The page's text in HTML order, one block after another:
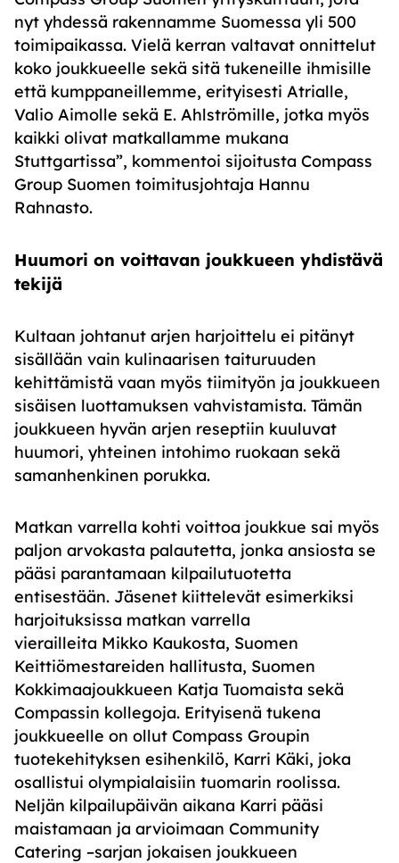
nyt yhdessä rakennamme Suomessa yli 500
toimipaikassa. Vielä kerran valtavat onnittelut
koko joukkueelle sekä sitä tukeneille ihmisille
että kumppaneillemme, erityisesti Atrialle,
Valio Aimolle sekä E. Ahlströmille, jotka myös
kaikki olivat matkallamme mukana
Stuttgartissa”, kommentoi sijoitusta Compass
Group Suomen toimitusjohtaja Hannu
Rahnasto.
Huumori on voittavan joukkueen yhdistävä
tekijä
Kultaan johtanut arjen harjoittelu ei pitänyt
sisällään vain kulinaarisen taituruuden
kehittämistä vaan myös tiimityön ja joukkueen
sisäisen luottamuksen vahvistamista. Tämän
joukkueen hyvän arjen reseptiin kuuluvat
huumori, yhteinen intohimo ruokaan sekä
samanhenkinen porukka.
Matkan varrella kohti voittoa joukkue sai myös
paljon arvokasta palautetta, jonka ansiosta se
pääsi parantamaan kilpailutuotetta
entisestään. Jäsenet kiittelevät esimerkiksi
harjoituksissa matkan varrella
vierailleita Mikko Kaukosta, Suomen
Keittiömestareiden hallitusta, Suomen
Kokkimaajoukkueen Katja Tuomaista sekä
Compassin kollegoja. Erityisenä tukena
joukkueelle on ollut Compass Groupin
tuotekehityksen esihenkilö, Karri Käki, joka
osallistui olympialaisiin tuomarin roolissa.
Neljän kilpailupäivän aikana Karri pääsi
maistamaan ja arvioimaan Community
Catering –sarjan jokaisen joukkueen